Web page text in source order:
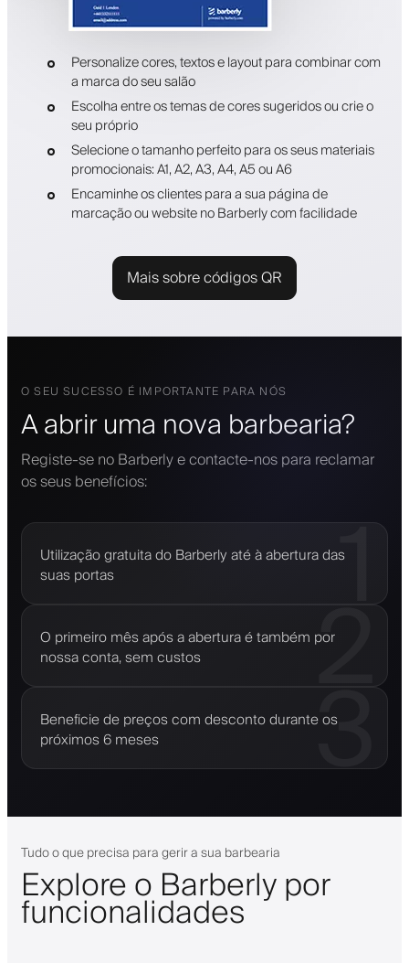
Personalize cores, textos e layout para combinar com
a marca do seu salão
Escolha entre os temas de cores sugeridos ou crie o
seu próprio
Selecione o tamanho perfeito para os seus materiais
promocionais: A1, A2, A3, A4, A5 ou A6
Encaminhe os clientes para a sua página de
marcação ou website no Barberly com facilidade
Mais sobre códigos QR
O SEU SUCESSO É IMPORTANTE PARA NÓS
A abrir uma nova barbearia?
Registe-se no Barberly e contacte-nos para reclamar
os seus benefícios:
Utilização gratuita do Barberly até à abertura das
suas portas
1
O primeiro mês após a abertura é também por
nossa conta, sem custos
2
Beneficie de preços com desconto durante os
próximos 6 meses
3
Tudo o que precisa para gerir a sua barbearia
Explore o Barberly por
funcionalidades